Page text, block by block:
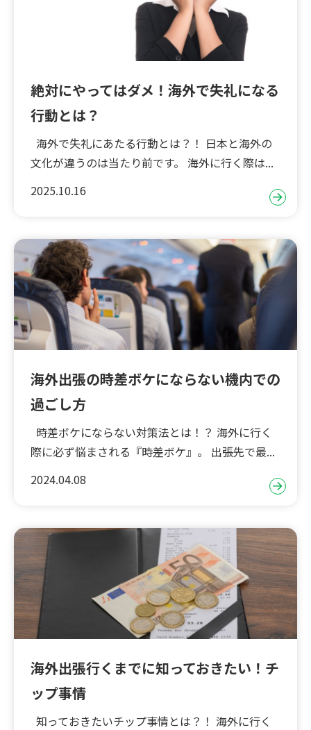
絶対にやってはダメ！海外で失礼になる
行動とは？
海外で失礼にあたる行動とは？！ 日本と海外の
文化が違うのは当たり前です。 海外に行く際は...
2025.10.16
海外出張の時差ボケにならない機内での
過ごし方
時差ボケにならない対策法とは！？ 海外に行く
際に必ず悩まされる『時差ボケ』。 出張先で最...
2024.04.08
海外出張行くまでに知っておきたい！チ
ップ事情
知っておきたいチップ事情とは？！ 海外に行く